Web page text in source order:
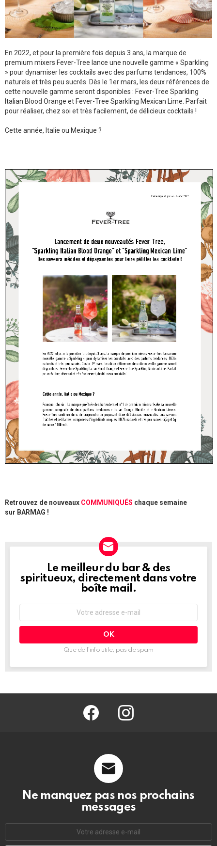
En 2022, et pour la première fois depuis 3 ans, la marque de
premium mixers Fever-Tree lance une nouvelle gamme « Sparkling
» pour dynamiser les cocktails avec des parfums tendances, 100%
naturels et très peu sucrés. Dès le 1er mars, les deux références de
cette nouvelle gamme seront disponibles : Fever-Tree Sparkling
Italian Blood Orange et Fever-Tree Sparkling Mexican Lime. Parfait
pour réaliser, chez soi et très facilement, de délicieux cocktails !
Cette année, Italie ou Mexique ?
Retrouvez de nouveaux COMMUNIQUÉS chaque semaine
sur BARMAG !
NEWSLETTER
Le meilleur du bar & des
spiritueux, directement dans votre
boîte mail.
mail
Que de l’info utile, pas de spam
facebook @barmag.fr
Ne manquez pas nos prochains
messages
mail